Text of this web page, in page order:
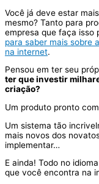
Você já deve estar
mesmo? Tanto para
empresa que faça isso
para saber mais sobre
na internet.
Pensou em ter seu
ter que investir
criação?
Um produto pronto
Um sistema tão
mais novos dos
implementar…
E ainda! Todo no
que você encontra na